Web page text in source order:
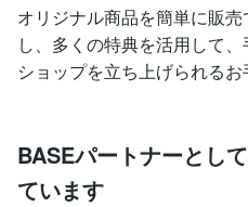
オリジナル商品を簡単に販
し、多くの特典を活用して
ショップを立ち上げられるお
BASEパートナーとし
ています